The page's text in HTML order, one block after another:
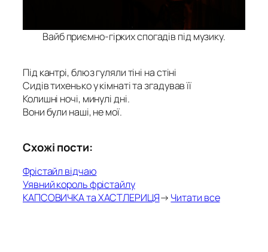
Вайб приємно-гірких спогадів під музику.
Під кантрі, блюз гуляли тіні на стіні
Сидів тихенько у кімнаті та згадував її
Колишні ночі, минулі дні.
Вони були наші, не мої.
Схожі пости:
Фрістайл відчаю
Уявний король фрістайлу
КАПСОВИЧКА та ХАСТЛЕРИЦЯ→ Читати все